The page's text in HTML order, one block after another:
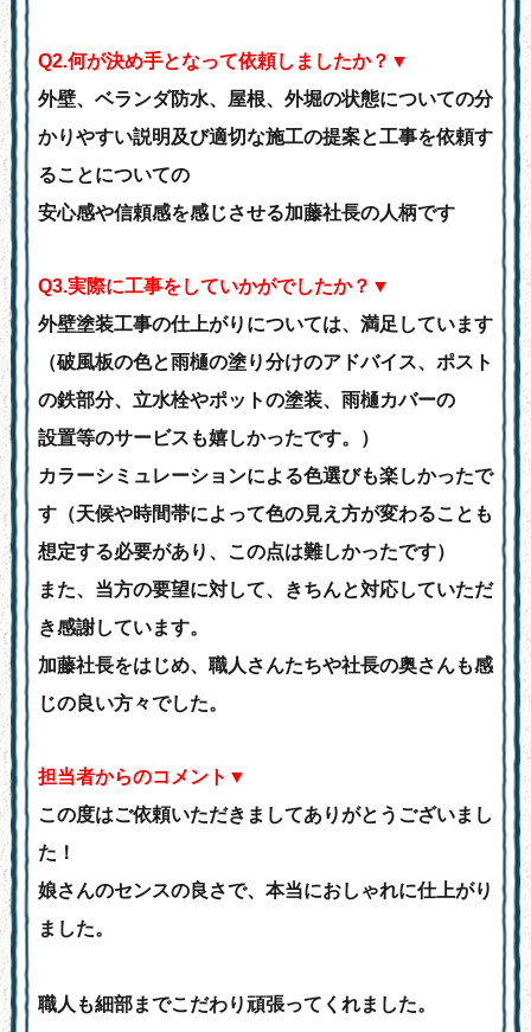
Q2.何が決め手となって依頼しましたか？▼
外壁、ベランダ防水、屋根、外堀の状態についての分
かりやすい説明及び適切な施工の提案と工事を依頼す
ることについての
安心感や信頼感を感じさせる加藤社長の人柄です
Q3.実際に工事をしていかがでしたか？▼
外壁塗装工事の仕上がりについては、満足しています
（破風板の色と雨樋の塗り分けのアドバイス、ポスト
の鉄部分、立水栓やポットの塗装、雨樋カバーの
設置等のサービスも嬉しかったです。）
カラーシミュレーションによる色選びも楽しかったで
す（天候や時間帯によって色の見え方が変わることも
想定する必要があり、この点は難しかったです）
また、当方の要望に対して、きちんと対応していただ
き感謝しています。
加藤社長をはじめ、職人さんたちや社長の奥さんも感
じの良い方々でした。
担当者からのコメント▼
この度はご依頼いただきましてありがとうございまし
た！
娘さんのセンスの良さで、本当におしゃれに仕上がり
ました。
職人も細部までこだわり頑張ってくれました。